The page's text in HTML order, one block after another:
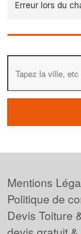
Erreur lors du
Mentions
Politique de
Devis Toiture